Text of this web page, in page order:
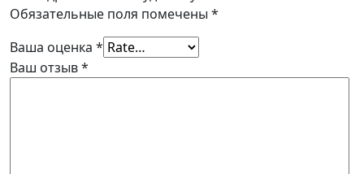
Обязательные поля помечены *
Ваша оценка *
Ваш отзыв*